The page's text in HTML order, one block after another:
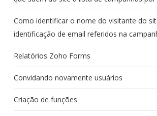
Como identificar o nome do visitante do
identificação de email referidos na
Relatórios Zoho Forms
Convidando novamente usuários
Criação de funções